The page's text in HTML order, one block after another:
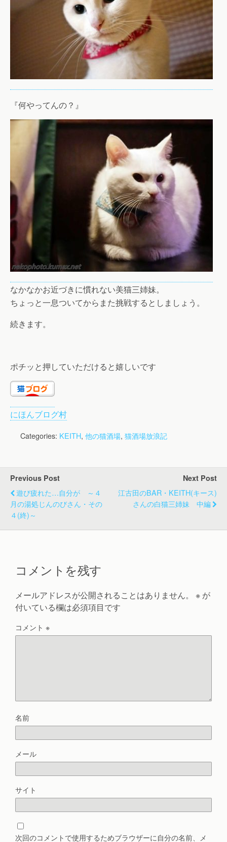
『何やってんの？』
なかなかお近づきに慣れない美猫三姉妹。
ちょっと一息ついてからまた挑戦するとしましょう。
続きます。
ポチッと押していただけると嬉しいです
にほんブログ村
Categories: KEITH, 他の猫酒場, 猫酒場放浪記
Previous Post
遊び疲れた…自分が ～４
月の湯処じんのびさん・その
４(終)～
Next Post
江古田のBAR・KEITH(キース)
さんの白猫三姉妹 中編
コメントを残す
メールアドレスが公開されることはありません。 ※ が
付いている欄は必須項目です
コメント ※
名前
メール
サイト
次回のコメントで使用するためブラウザーに自分の名前、メ